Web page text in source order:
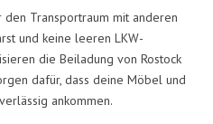
Transportraum mit anderen
und keine leeren LKW-
die Beiladung von Rostock
dafür, dass deine Möbel und
ankommen.